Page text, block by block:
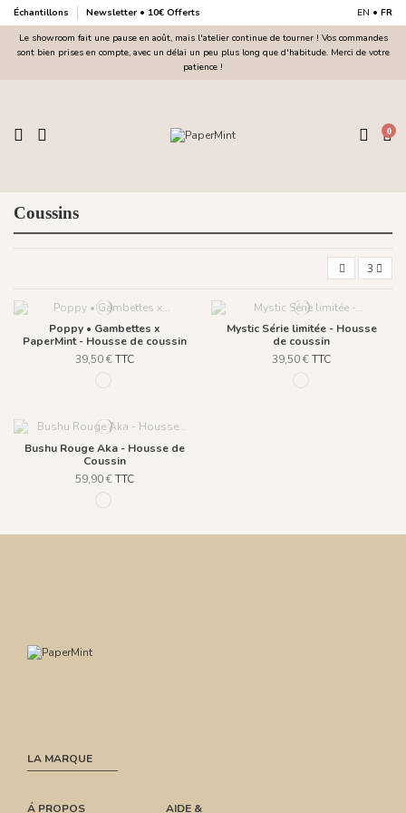
Échantillons Newsletter • 10€ Offerts EN • FR
Le showroom fait une pause en août, mais l'atelier continue de tourner ! Vos commandes
sont bien prises en compte, avec un délai un peu plus long que d'habitude. Merci de votre
patience !
0
Coussins
3
Poppy • Gambettes x
PaperMint - Housse de coussin
39,50 €TTC
Mystic Série limitée - Housse
de coussin
39,50 €TTC
Bushu Rouge Aka - Housse de
Coussin
59,90 €TTC
LA MARQUE
Á PROPOS AIDE &